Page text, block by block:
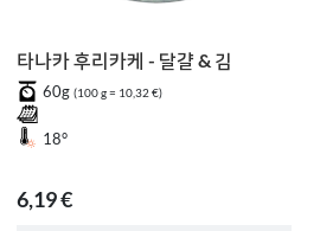
타나카 후리카케 - 달걀 & 김
60g (100 g = 10,32 €)
18°
6,19 €